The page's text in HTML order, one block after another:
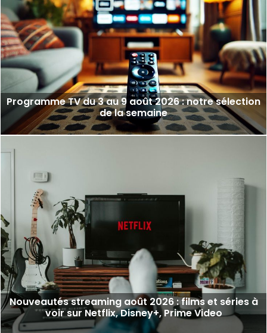
Programme TV du 3 au 9 août 2026 : notre sélection
de la semaine
Nouveautés streaming août 2026 : films et séries à
voir sur Netflix, Disney+, Prime Video